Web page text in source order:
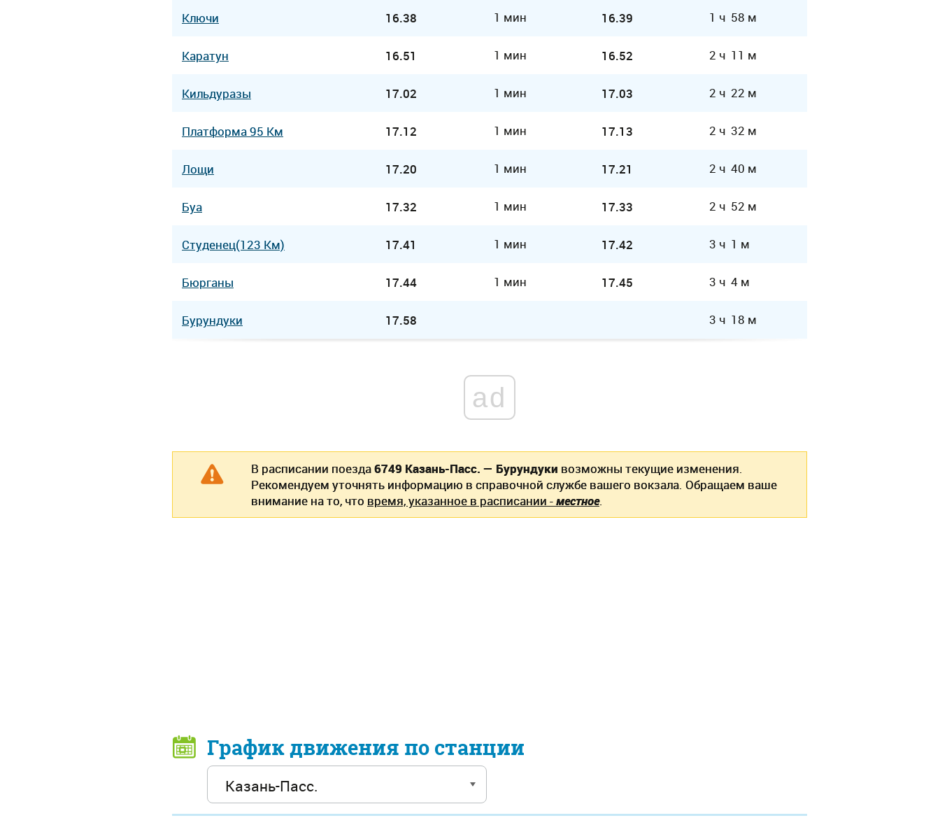
Ключи 16.38 1 мин 16.39 1 ч 58 м
Каратун 16.51 1 мин 16.52 2 ч 11 м
Кильдуразы 17.02 1 мин 17.03 2 ч 22 м
Платформа 95 Км 17.12 1 мин 17.13 2 ч 32 м
Лощи 17.20 1 мин 17.21 2 ч 40 м
Буа 17.32 1 мин 17.33 2 ч 52 м
Студенец(123 Км) 17.41 1 мин 17.42 3 ч 1 м
Бюрганы 17.44 1 мин 17.45 3 ч 4 м
Бурундуки 17.58 3 ч 18 м
ad
В расписании поезда6749 Казань-Пасс. — Бурундуки возможны текущие изменения.
Рекомендуем уточнять информацию в справочной службе вашего вокзала. Обращаем ваше
внимание на то, что время, указанное в расписании -местное.
График движения по станции